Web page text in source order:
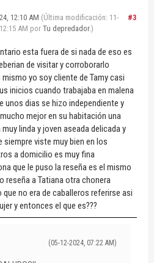
#3
12:10 AM (Última modificación: 11-
AM porTu depredador.)
esta fuera de si nada de eso es
de visitar y corroborarlo
yo soy cliente de Tamy casi
inicios cuando trabajaba en malena
unos dias se hizo independiente y
mejor en su habitación una
linda y joven aseada delicada y
siempre viste muy bien en los
a domicilio es muy fina
que le puso la reseña es el mismo
reseña a Tatiana otra chonera
que no era de caballeros referirse asi
y entonces el que es???
(05-12-2024, 07:22 AM)